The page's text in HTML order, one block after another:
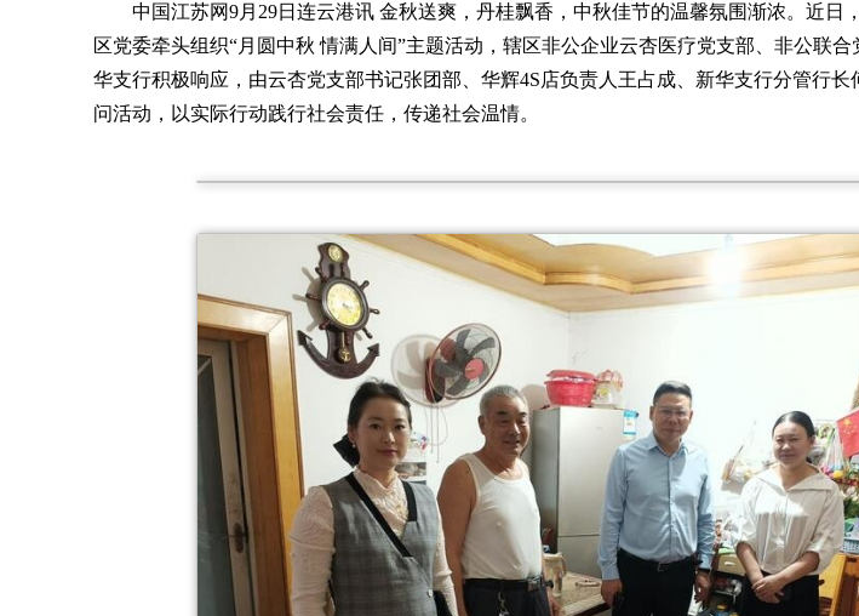
中国江苏网9月29日连云港讯 金秋送爽，丹桂飘香，中秋佳节的温馨氛围渐浓。近日
区党委牵头组织“月圆中秋 情满人间”主题活动，辖区非公企业云杏医疗党支部、非公联
华支行积极响应，由云杏党支部书记张团部、华辉4S店负责人王占成、新华支行分管行
问活动，以实际行动践行社会责任，传递社会温情。